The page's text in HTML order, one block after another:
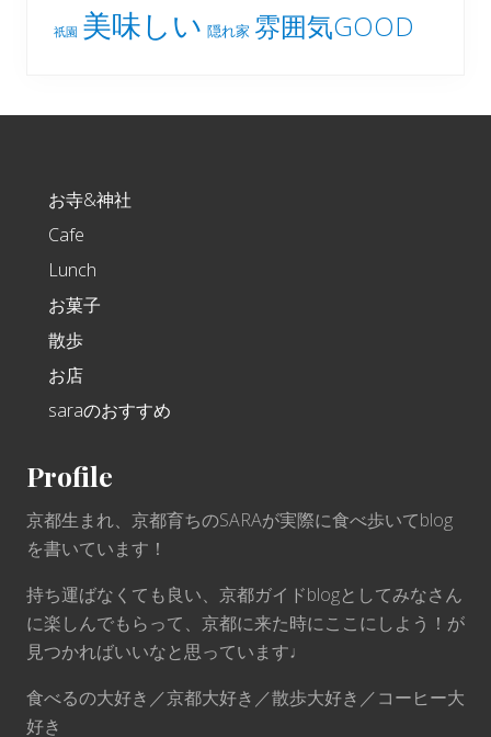
祇園 美味しい 隠れ家 雰囲気GOOD
お寺&神社
Cafe
Lunch
お菓子
散歩
お店
saraのおすすめ
Profile
京都生まれ、京都育ちのSARAが実際に食べ歩いてblog
を書いています！
持ち運ばなくても良い、京都ガイドblogとしてみなさん
に楽しんでもらって、京都に来た時にここにしよう！が
見つかればいいなと思っています♩
食べるの大好き／京都大好き／散歩大好き／コーヒー大
好き